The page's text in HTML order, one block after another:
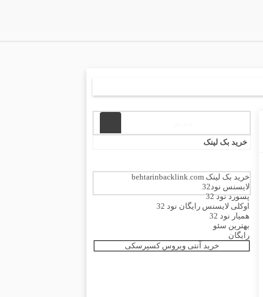
خرید بک لینک
خرید بک لینک behtarinbacklink.com
لایسنس نود32
پسورد نود 32
اوکلی لایسنس رایگان نود 32
همیار نود 32
بهترین سئو
رایگان
خرید آنتی ویروس کسپرسکی